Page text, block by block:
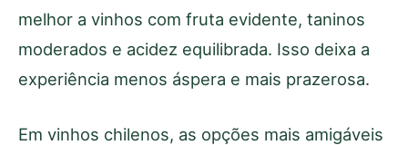
melhor a vinhos com fruta evidente, taninos
moderados e acidez equilibrada. Isso deixa a
experiência menos áspera e mais prazerosa.
Em vinhos chilenos, as opções mais amigáveis